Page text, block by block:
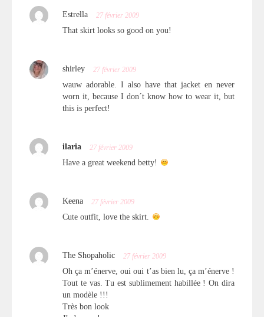
Estrella 27 février 2009
That skirt looks so good on you!
shirley 27 février 2009
wauw adorable. I also have that jacket en never
worn it, because I don´t know how to wear it, but
this is perfect!
ilaria 27 février 2009
Have a great weekend betty!
Keena 27 février 2009
Cute outfit, love the skirt.
The Shopaholic 27 février 2009
Oh ça m’énerve, oui oui t’as bien lu, ça m’énerve !
Tout te vas. Tu est sublimement habillée ! On dira
un modèle !!!
Très bon look